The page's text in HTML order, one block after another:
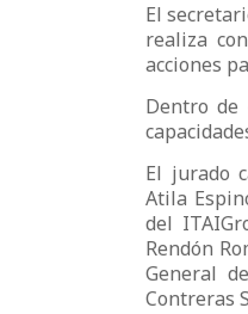
El
realiza
acciones
Dentro de
El jurado
Atila
del
Rendón
General
Contreras